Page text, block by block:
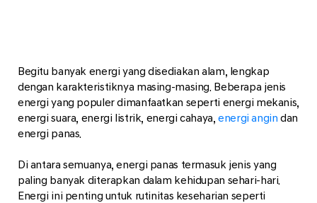
Begitu banyak energi yang disediakan alam, lengkap
dengan karakteristiknya masing-masing. Beberapa jenis
energi yang populer dimanfaatkan seperti energi mekanis,
energi suara, energi listrik, energi cahaya,energi angin dan
energi panas.
Di antara semuanya, energi panas termasuk jenis yang
paling banyak diterapkan dalam kehidupan sehari-hari.
Energi ini penting untuk rutinitas keseharian seperti